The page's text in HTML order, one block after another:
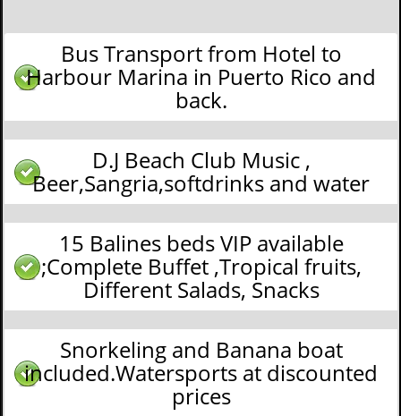
Bus Transport from Hotel to
Harbour Marina in Puerto Rico and
back.
D.J Beach Club Music ,
Beer,Sangria,softdrinks and water
15 Balines beds VIP available
;Complete Buffet ,Tropical fruits,
Different Salads, Snacks
Snorkeling and Banana boat
included.Watersports at discounted
prices